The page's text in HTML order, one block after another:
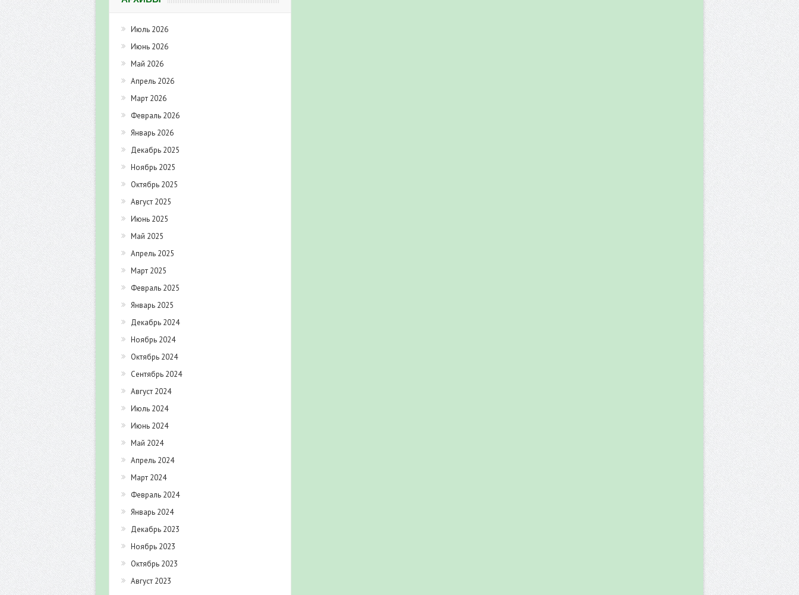
Июль 2026
Июнь 2026
Май 2026
Апрель 2026
Март 2026
Февраль 2026
Январь 2026
Декабрь 2025
Ноябрь 2025
Октябрь 2025
Август 2025
Июнь 2025
Май 2025
Апрель 2025
Март 2025
Февраль 2025
Январь 2025
Декабрь 2024
Ноябрь 2024
Октябрь 2024
Сентябрь 2024
Август 2024
Июль 2024
Июнь 2024
Май 2024
Апрель 2024
Март 2024
Февраль 2024
Январь 2024
Декабрь 2023
Ноябрь 2023
Октябрь 2023
Август 2023